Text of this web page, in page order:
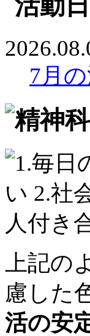
7月
上記の
慮した
活の安